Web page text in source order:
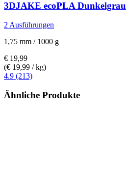
3DJAKE ecoPLA Dunkelgrau
2 Ausführungen
1,75 mm / 1000 g
€ 19,99
(€ 19,99 / kg)
4.9 (213)
Ähnliche Produkte